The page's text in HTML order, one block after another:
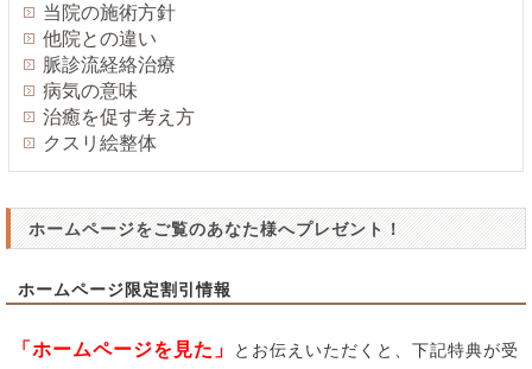
当院の施術方針
他院との違い
脈診流経絡治療
病気の意味
治癒を促す考え方
クスリ絵整体
ホームページをご覧のあなた様へプレゼント！
ホームページ限定割引情報
「ホームページを見た」
とお伝えいただくと、下記特典が受